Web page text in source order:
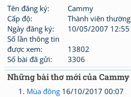
Tên đăng ký:
Cammy
Cấp độ:
Thành viên thường
Ngày đăng ký:
10/05/2007 12:55
Số lần thông tin
được xem:
13802
Số bài đã gửi:
3306
Những bài thơ mới của Cammy
Mùa đông 16/10/2017 00:07